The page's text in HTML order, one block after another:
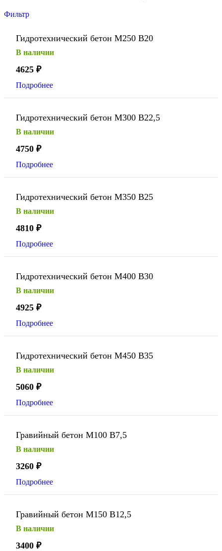
Фильтр
Гидротехнический бетон М250 В20
В наличии
4625 ₽
Подробнее
Гидротехнический бетон М300 В22,5
В наличии
4750 ₽
Подробнее
Гидротехнический бетон М350 В25
В наличии
4810 ₽
Подробнее
Гидротехнический бетон М400 В30
В наличии
4925 ₽
Подробнее
Гидротехнический бетон М450 В35
В наличии
5060 ₽
Подробнее
Гравийный бетон М100 В7,5
В наличии
3260 ₽
Подробнее
Гравийный бетон М150 В12,5
В наличии
3400 ₽